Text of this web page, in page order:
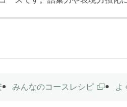
みんなのコースレシピ よ